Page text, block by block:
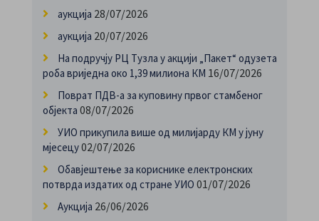
аукција 28/07/2026
аукција 20/07/2026
На подручју РЦ Тузла у акцији „Пакет“ одузета
роба вриједна око 1,39 милиона КМ 16/07/2026
Поврат ПДВ-а за куповину првог стамбеног
објекта 08/07/2026
УИО прикупила више од милијарду КМ у јуну
мјесецу02/07/2026
Обавјештење за кориснике електронских
потврда издатих од стране УИО 01/07/2026
Аукција 26/06/2026